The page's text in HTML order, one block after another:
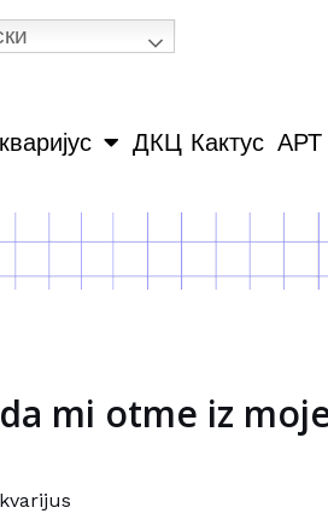
ДКЦ Кактус АРТ
mi otme iz